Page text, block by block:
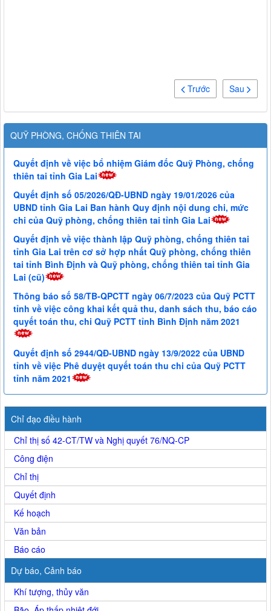
Sau
Trước
QUỸ PHÒNG, CHỐNG THIÊN TAI
Quyết định về việc bổ nhiệm Giám đốc Quỹ Phòng, chống
thiên tai tỉnh Gia Lai
Quyết định số 05/2026/QĐ-UBND ngày 19/01/2026 của
UBND tỉnh Gia Lai Ban hành Quy định nội dung chi, mức
chi của Quỹ phòng, chống thiên tai tỉnh Gia Lai
Quyết định về việc thành lập Quỹ phòng, chống thiên tai
tỉnh Gia Lai trên cơ sở hợp nhất Quỹ phòng, chống thiên
tai tỉnh Bình Định và Quỹ phòng, chống thiên tai tỉnh Gia
Lai (cũ)
Thông báo số 58/TB-QPCTT ngày 06/7/2023 của Quỹ PCTT
tỉnh về việc công khai kết quả thu, danh sách thu, báo cáo
quyết toán thu, chi Quỹ PCTT tỉnh Bình Định năm 2021
Quyết định số 2944/QĐ-UBND ngày 13/9/2022 của UBND
tỉnh về việc Phê duyệt quyết toán thu chi của Quỹ PCTT
tỉnh năm 2021
Chỉ đạo điều hành
Chỉ thị số 42-CT/TW và Nghị quyết 76/NQ-CP
Công điện
Chỉ thị
Quyết định
Kế hoạch
Văn bản
Báo cáo
Dự báo, Cảnh báo
Khí tượng, thủy văn